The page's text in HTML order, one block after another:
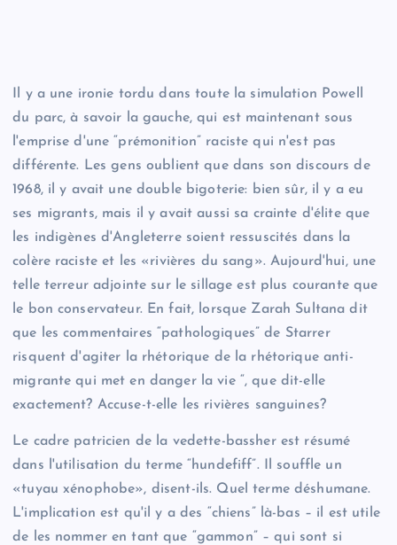
Il y a une ironie tordu dans toute la simulation Powell
du parc, à savoir la gauche, qui est maintenant sous
l'emprise d'une “prémonition” raciste qui n'est pas
différente. Les gens oublient que dans son discours de
1968, il y avait une double bigoterie: bien sûr, il y a eu
ses migrants, mais il y avait aussi sa crainte d'élite que
les indigènes d'Angleterre soient ressuscités dans la
colère raciste et les «rivières du sang». Aujourd'hui, une
telle terreur adjointe sur le sillage est plus courante que
le bon conservateur. En fait, lorsque Zarah Sultana dit
que les commentaires “pathologiques” de Starrer
risquent d'agiter la rhétorique de la rhétorique anti-
migrante qui met en danger la vie “, que dit-elle
exactement? Accuse-t-elle les rivières sanguines?
Le cadre patricien de la vedette-bassher est résumé
dans l'utilisation du terme “hundefiff”. Il souffle un
«tuyau xénophobe», disent-ils. Quel terme déshumane.
L'implication est qu'il y a des “chiens” là-bas – il est utile
de les nommer en tant que “gammon” – qui sont si